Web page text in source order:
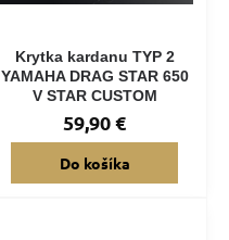
Krytka kardanu TYP 2
YAMAHA DRAG STAR 650
V STAR CUSTOM
59,90 €
Do košíka